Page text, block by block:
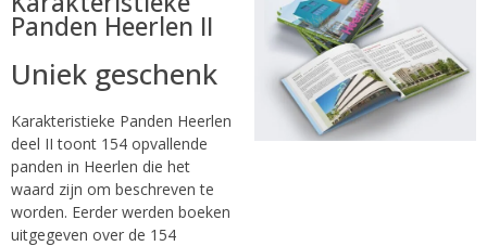
Panden Heerlen II
Uniek geschenk
Karakteristieke Panden Heerlen
deel II toont 154 opvallende
panden in Heerlen die het
waard zijn om beschreven te
worden. Eerder werden boeken
uitgegeven over de 154